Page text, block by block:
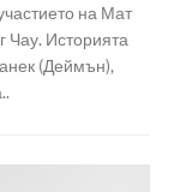
на Мат
Чау. Историята
(Деймън),